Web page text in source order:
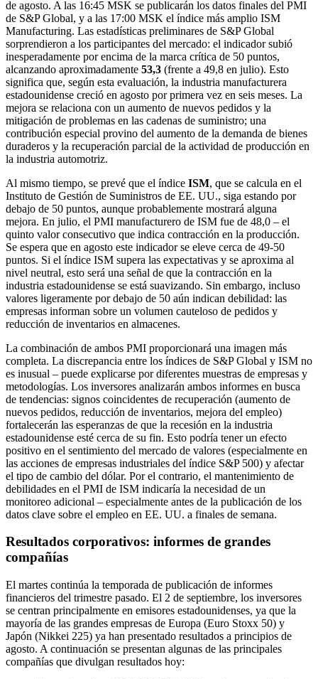
de agosto. A las 16:45 MSK se publicarán los datos finales del PMI
de S&P Global, y a las 17:00 MSK el índice más amplio ISM
Manufacturing. Las estadísticas preliminares de S&P Global
sorprendieron a los participantes del mercado: el indicador subió
inesperadamente por encima de la marca crítica de 50 puntos,
alcanzando aproximadamente 53,3 (frente a 49,8 en julio). Esto
significa que, según esta evaluación, la industria manufacturera
estadounidense creció en agosto por primera vez en seis meses. La
mejora se relaciona con un aumento de nuevos pedidos y la
mitigación de problemas en las cadenas de suministro; una
contribución especial provino del aumento de la demanda de bienes
duraderos y la recuperación parcial de la actividad de producción en
la industria automotriz.
Al mismo tiempo, se prevé que el índice ISM, que se calcula en el
Instituto de Gestión de Suministros de EE. UU., siga estando por
debajo de 50 puntos, aunque probablemente mostrará alguna
mejora. En julio, el PMI manufacturero de ISM fue de 48,0 – el
quinto valor consecutivo que indica contracción en la producción.
Se espera que en agosto este indicador se eleve cerca de 49-50
puntos. Si el índice ISM supera las expectativas y se aproxima al
nivel neutral, esto será una señal de que la contracción en la
industria estadounidense se está suavizando. Sin embargo, incluso
valores ligeramente por debajo de 50 aún indican debilidad: las
empresas informan sobre un volumen cauteloso de pedidos y
reducción de inventarios en almacenes.
La combinación de ambos PMI proporcionará una imagen más
completa. La discrepancia entre los índices de S&P Global y ISM no
es inusual – puede explicarse por diferentes muestras de empresas y
metodologías. Los inversores analizarán ambos informes en busca
de tendencias: signos coincidentes de recuperación (aumento de
nuevos pedidos, reducción de inventarios, mejora del empleo)
fortalecerán las esperanzas de que la recesión en la industria
estadounidense esté cerca de su fin. Esto podría tener un efecto
positivo en el sentimiento del mercado de valores (especialmente en
las acciones de empresas industriales del índice S&P 500) y afectar
el tipo de cambio del dólar. Por el contrario, el mantenimiento de
debilidades en el PMI de ISM indicaría la necesidad de un
monitoreo adicional – especialmente antes de la publicación de los
datos clave sobre el empleo en EE. UU. a finales de semana.
Resultados corporativos: informes de grandes
compañías
El martes continúa la temporada de publicación de informes
financieros del trimestre pasado. El 2 de septiembre, los inversores
se centran principalmente en emisores estadounidenses, ya que la
mayoría de las grandes empresas de Europa (Euro Stoxx 50) y
Japón (Nikkei 225) ya han presentado resultados a principios de
agosto. A continuación se presentan algunas de las principales
compañías que divulgan resultados hoy: